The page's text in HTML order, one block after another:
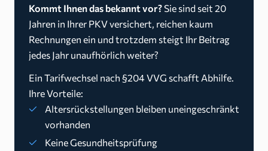
Kommt Ihnen das bekannt vor? Sie sind seit 20
Jahren in Ihrer PKV versichert, reichen kaum
Rechnungen ein und trotzdem steigt Ihr Beitrag
jedes Jahr unaufhörlich weiter?
Ein Tarifwechsel nach §204 VVG schafft Abhilfe.
Ihre Vorteile:
Altersrückstellungen bleiben uneingeschränkt
vorhanden
Keine Gesundheitsprüfung